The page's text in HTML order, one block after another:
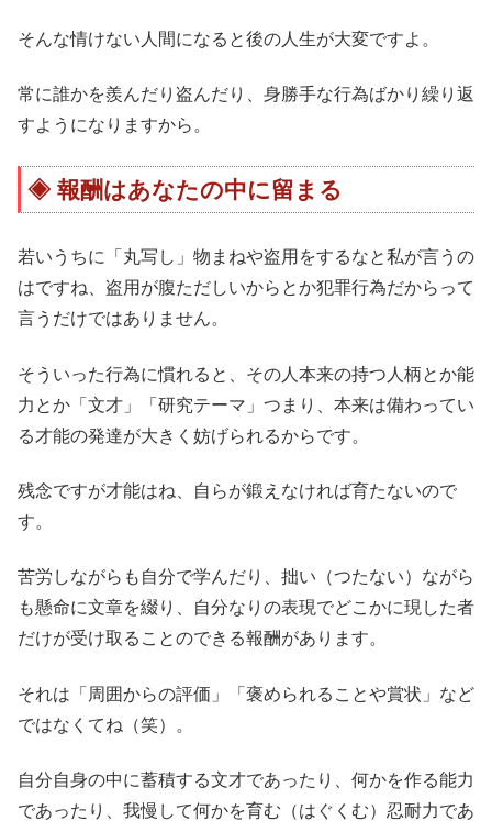
そんな情けない人間になると後の人生が大変ですよ。
常に誰かを羨んだり盗んだり、身勝手な行為ばかり繰り返
すようになりますから。
報酬はあなたの中に留まる
若いうちに「丸写し」物まねや盗用をするなと私が言うの
はですね、盗用が腹ただしいからとか犯罪行為だからって
言うだけではありません。
そういった行為に慣れると、その人本来の持つ人柄とか能
力とか「文才」「研究テーマ」つまり、本来は備わってい
る才能の発達が大きく妨げられるからです。
残念ですが才能はね、自らが鍛えなければ育たないので
す。
苦労しながらも自分で学んだり、拙い（つたない）ながら
も懸命に文章を綴り、自分なりの表現でどこかに現した者
だけが受け取ることのできる報酬があります。
それは「周囲からの評価」「褒められることや賞状」など
ではなくてね（笑）。
自分自身の中に蓄積する文才であったり、何かを作る能力
であったり、我慢して何かを育む（はぐくむ）忍耐力であ